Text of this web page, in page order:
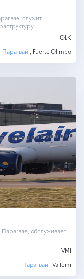
служит
OLK
Парагвай , Fuerte Olimpo
обслуживает
VMI
Парагвай , Vallemi